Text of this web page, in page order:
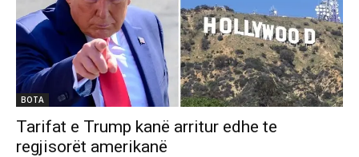
BOTA
Tarifat e Trump kanë arritur edhe te
regjisorët amerikanë